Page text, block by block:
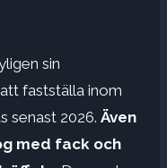
sin
fastställa inom
senast 2026. Även
med fack och